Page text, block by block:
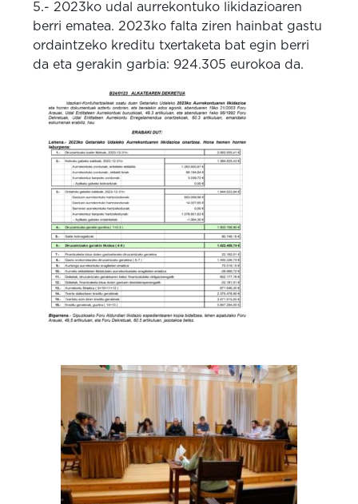
5.- 2023ko udal aurrekontuko likidazioaren
berri ematea. 2023ko falta ziren hainbat gastu
ordaintzeko kreditu txertaketa bat egin berri
da eta gerakin garbia: 924.305 eurokoa da.